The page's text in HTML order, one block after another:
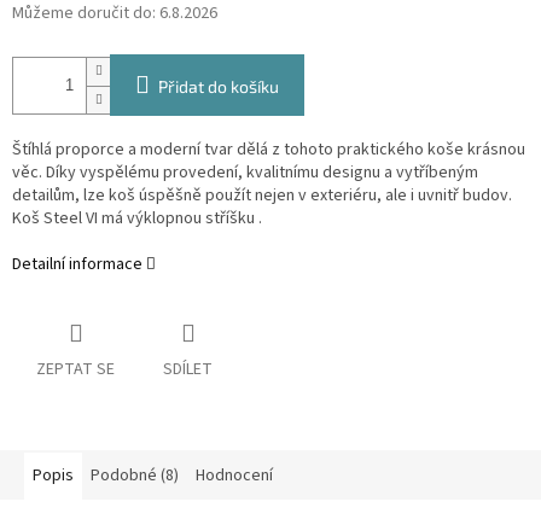
Můžeme doručit do: 6.8.2026
Přidat do košíku
Štíhlá proporce a moderní tvar dělá z tohoto praktického koše krásnou
věc. Díky vyspělému provedení, kvalitnímu designu a vytříbeným
detailům, lze koš úspěšně použít nejen v exteriéru, ale i uvnitř budov.
Koš Steel VI má výklopnou stříšku .
Detailní informace
ZEPTAT SE SDÍLET
Popis Podobné (8) Hodnocení